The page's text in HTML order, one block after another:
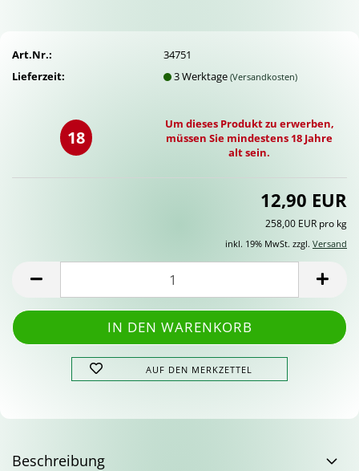
Art.Nr.:
34751
Lieferzeit:
3 Werktage(Versandkosten)
18
Um dieses Produkt zu erwerben,
müssen Sie mindestens 18 Jahre
alt sein.
12,90 EUR
258,00 EUR pro kg
inkl. 19% MwSt. zzgl. Versand
AUF DEN MERKZETTEL
Beschreibung